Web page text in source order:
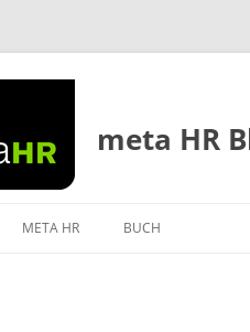
meta HR
META HR BUCH